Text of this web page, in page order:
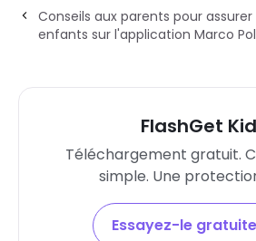
Conseils aux parents pour
enfants sur l'application Marco
FlashGet
Téléchargement gratuit.
simple. Une
Essayez-le